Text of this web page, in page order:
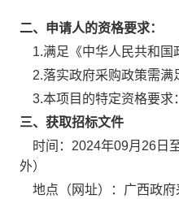
二、申请人的资格要求：
1.满足《中华人民共和国
2.落实政府采购政策需满
3.本项目的特定资格要求：
三、获取招标文件
时间： 2024年09月26日
外）
地点（网址）： 广西政